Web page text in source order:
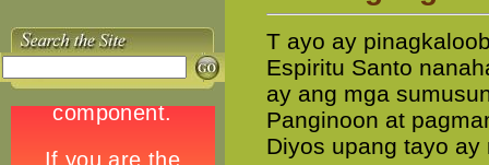
T ayo ay
Espiritu Santo
ay ang mga
Panginoon at
Diyos upang tayo